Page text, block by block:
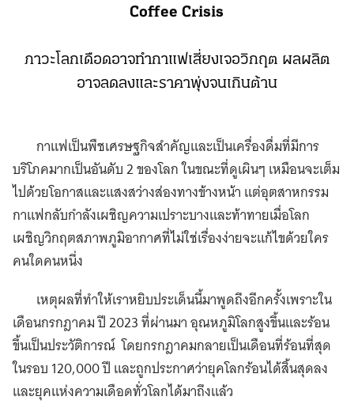
Coffee Crisis
ภาวะโลกเดือดอาจทำกาแฟเสี่ยงเจอวิกฤต ผลผลิต
อาจลดลงและราคาพุ่งจนเกินต้าน
กาแฟเป็นพืชเศรษฐกิจสำคัญและเป็นเครื่องดื่มที่มีการ
บริโภคมากเป็นอันดับ 2 ของโลก ในขณะที่ดูเผินๆ เหมือนจะเต็ม
ไปด้วยโอกาสและแสงสว่างส่องทางข้างหน้า แต่อุตสาหกรรม
กาแฟกลับกำลังเผชิญความเปราะบางและท้าทายเมื่อโลก
เผชิญวิกฤตสภาพภูมิอากาศที่ไม่ใช่เรื่องง่ายจะแก้ไขด้วยใคร
คนใดคนหนึ่ง
เหตุผลที่ทำให้เราหยิบประเด็นนี้มาพูดถึงอีกครั้งเพราะใน
เดือนกรกฎาคม ปี 2023 ที่ผ่านมา อุณหภูมิโลกสูงขึ้นและร้อน
ขึ้นเป็นประวัติการณ์ โดยกรกฎาคมกลายเป็นเดือนที่ร้อนที่สุด
ในรอบ 120,000 ปี และถูกประกาศว่ายุคโลกร้อนได้สิ้นสุดลง
และยุคแห่งความเดือดทั่วโลกได้มาถึงแล้ว